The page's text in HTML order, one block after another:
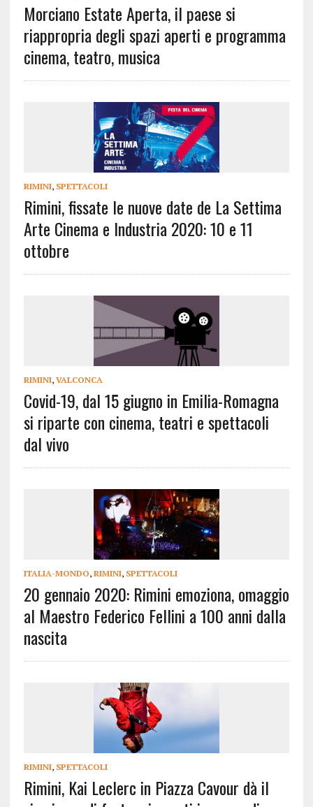
Morciano Estate Aperta, il paese si
riappropria degli spazi aperti e programma
cinema, teatro, musica
RIMINI, SPETTACOLI
Rimini, fissate le nuove date de La Settima
Arte Cinema e Industria 2020: 10 e 11
ottobre
RIMINI, VALCONCA
Covid-19, dal 15 giugno in Emilia-Romagna
si riparte con cinema, teatri e spettacoli
dal vivo
ITALIA-MONDO, RIMINI, SPETTACOLI
20 gennaio 2020: Rimini emoziona, omaggio
al Maestro Federico Fellini a 100 anni dalla
nascita
RIMINI, SPETTACOLI
Rimini, Kai Leclerc in Piazza Cavour dà il